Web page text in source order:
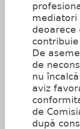
mediatori
deoarece
De
de
nu
aviz
de
după